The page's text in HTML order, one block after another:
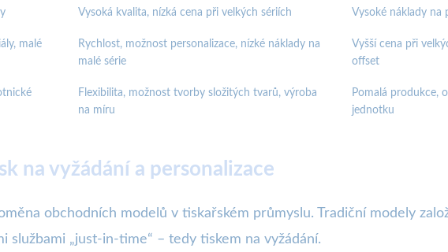
Vysoká kvalita, nízká cena při velkých sériích Vysoké náklady na
malé
Rychlost, možnost personalizace, nízké náklady na
malé série
Vyšší cena při
offset
Flexibilita, možnost tvorby složitých tvarů, výroba
na míru
Pomalá produkce,
jednotku
na vyžádání a personalizace
obchodních modelů v tiskařském průmyslu. Tradiční modely
službami „just-in-time“ – tedy tiskem na vyžádání.